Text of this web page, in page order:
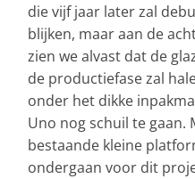
die vijf jaar later zal
blijken, maar aan de
zien we alvast dat de
de productiefase zal
onder het dikke
Uno nog schuil te gaan.
bestaande kleine
ondergaan voor dit